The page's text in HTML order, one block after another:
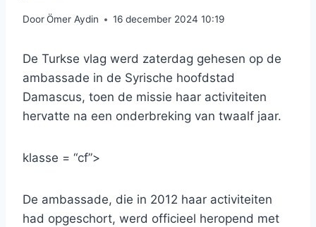
DoorÖmer Aydin 16 december 2024 10:19
De Turkse vlag werd zaterdag gehesen op de
ambassade in de Syrische hoofdstad
Damascus, toen de missie haar activiteiten
hervatte na een onderbreking van twaalf jaar.
klasse = “cf”>
De ambassade, die in 2012 haar activiteiten
had opgeschort, werd officieel heropend met